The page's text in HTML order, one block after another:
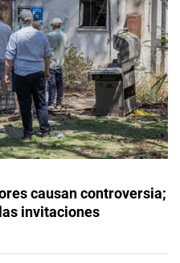
causan controversia;
invitaciones